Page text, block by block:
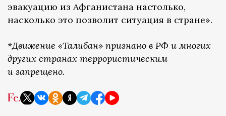
эвакуацию из Афганистана настолько,
насколько это позволит ситуация в стране».
*Движение «Талибан» признано в РФ и многих
других странах террористическим
и запрещено.